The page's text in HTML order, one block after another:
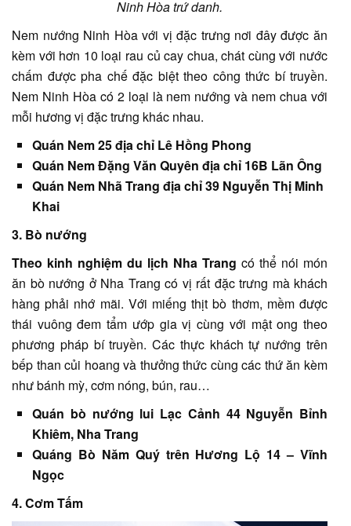
Ninh Hòa trứ danh.
Nem nướng Ninh Hòa với vị đặc trưng nơi đây được ăn
kèm với hơn 10 loại rau củ cay chua, chát cùng với nước
chấm được pha chế đặc biệt theo công thức bí truyền.
Nem Ninh Hòa có 2 loại là nem nướng và nem chua với
mỗi hương vị đặc trưng khác nhau.
Quán Nem 25 địa chỉ Lê Hồng Phong
Quán Nem Đặng Văn Quyên địa chỉ 16B Lãn Ông
Quán Nem Nhã Trang địa chỉ 39 Nguyễn Thị Minh
Khai
3. Bò nướng
Theo kinh nghiệm du lịch Nha Trang có thể nói món
ăn bò nướng ở Nha Trang có vị rất đặc trưng mà khách
hàng phải nhớ mãi. Với miếng thịt bò thơm, mềm được
thái vuông đem tẩm ướp gia vị cùng với mật ong theo
phương pháp bí truyền. Các thực khách tự nướng trên
bếp than củi hoang và thưởng thức cùng các thứ ăn kèm
như bánh mỳ, cơm nóng, bún, rau…
Quán bò nướng lui Lạc Cảnh 44 Nguyễn Bỉnh
Khiêm, Nha Trang
Quáng Bò Năm Quý trên Hương Lộ 14 – Vĩnh
Ngọc
4. Cơm Tấm